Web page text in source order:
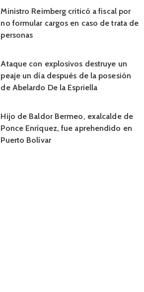
Ministro Reimberg criticó a fiscal por
no formular cargos en caso de trata de
personas
Ataque con explosivos destruye un
peaje un día después de la posesión
de Abelardo De la Espriella
Hijo de Baldor Bermeo, exalcalde de
Ponce Enríquez, fue aprehendido en
Puerto Bolívar